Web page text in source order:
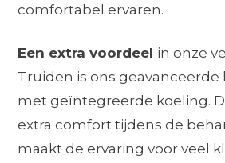
comfortabel ervaren.
Een extra voordeel in onze
Truiden is ons geavanceerde
met geïntegreerde koeling.
extra comfort tijdens de
maakt de ervaring voor veel